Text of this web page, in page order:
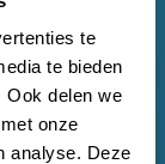
te
te bieden
Ook delen we
onze
analyse. Deze